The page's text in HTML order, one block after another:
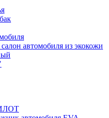
автомобиля из экокожи